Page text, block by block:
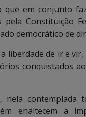
que em conjunto
Constituição
democrático de
liberdade de ir e
conquistados
nela
enaltecem a